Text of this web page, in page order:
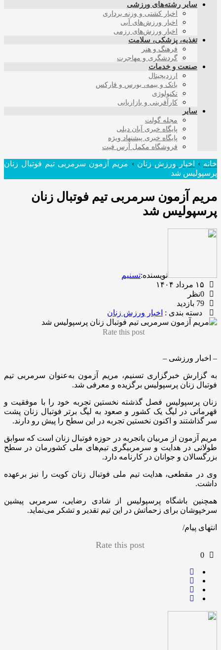
سایر رشته‌های ورزشی
اخبار کشتی و وزنه برداری
اخبار ورزش‌های آبی
اخبار ورزش‌های رزمی
تغذیه، پزشکی، سلامت
فرهنگ و هنر
گردشگری و مهاجرت
صنعت و خدمات
ارزدیجیتال
بانک و بیمه، بورس و فارکس
تکنولوژی
کارآفرینی و بازاریابی
سایر
مجله گولت
پایگاه خبری آبان دیلی
پایگاه خبری پیشنهاد ویژه
فروشگاه مکمل آرس فیت
خانه › اخبار ورزش زنان › مریم آزمون سرمربی تیم فوتبال زنان
پرسپولیس شد
مریم آزمون سرمربی تیم فوتبال زنان
پرسپولیس شد
نویسنده:تسنیم
0نظر
79 بازدید
دسته بندی : اخبار ورزش زنان
Rate this post
– اخبار ورزشی –
به گزارش خبرگزاری تسنیم، مریم آزمون به‌عنوان سرمربی تیم
فوتبال زنان پرسپولیس برگزیده و معرفی شد.
زنان پرسپولیس فصل گذشته نخستین تجربه خود را با موفقیت و
قهرمانی در لیگ یک کشور و صعود به لیگ برتر فوتبال زنان پشت
سر گذاشتند و اکنون نخستین تجربه در این سطح را پیش رو دارند.
مریم آزمون از مربیان باتجربه در حوزه فوتبال زنان است که سوابق
طولانی در هدایت و سرمربیگری تیم‌های ملی کشورمان در سطح
بزرگسالان و جوانان در کارنامه دارد.
وی در مقطعی، هدایت تیم ملی فوتبال زنان کویت را نیز برعهده
داشت.
همچنین باشگاه پرسپولیس از شادی رضایی، سرمربی پیشین
سرخپوشان برای زحماتش در این تیم تقدیر و تشکر می‌نماید.
انتهای پیام/
Rate this post
0